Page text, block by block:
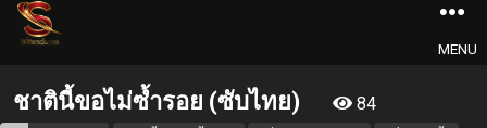
MENU
ชาตินี้ขอไม่ซ้ำรอย (ซับไทย) 84